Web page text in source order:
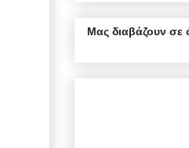
Μας διαβάζουν σε